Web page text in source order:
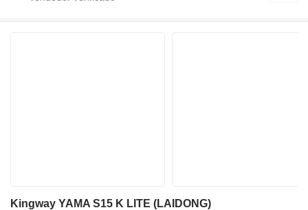
Kingway YAMA S15 K LITE (LAIDONG)